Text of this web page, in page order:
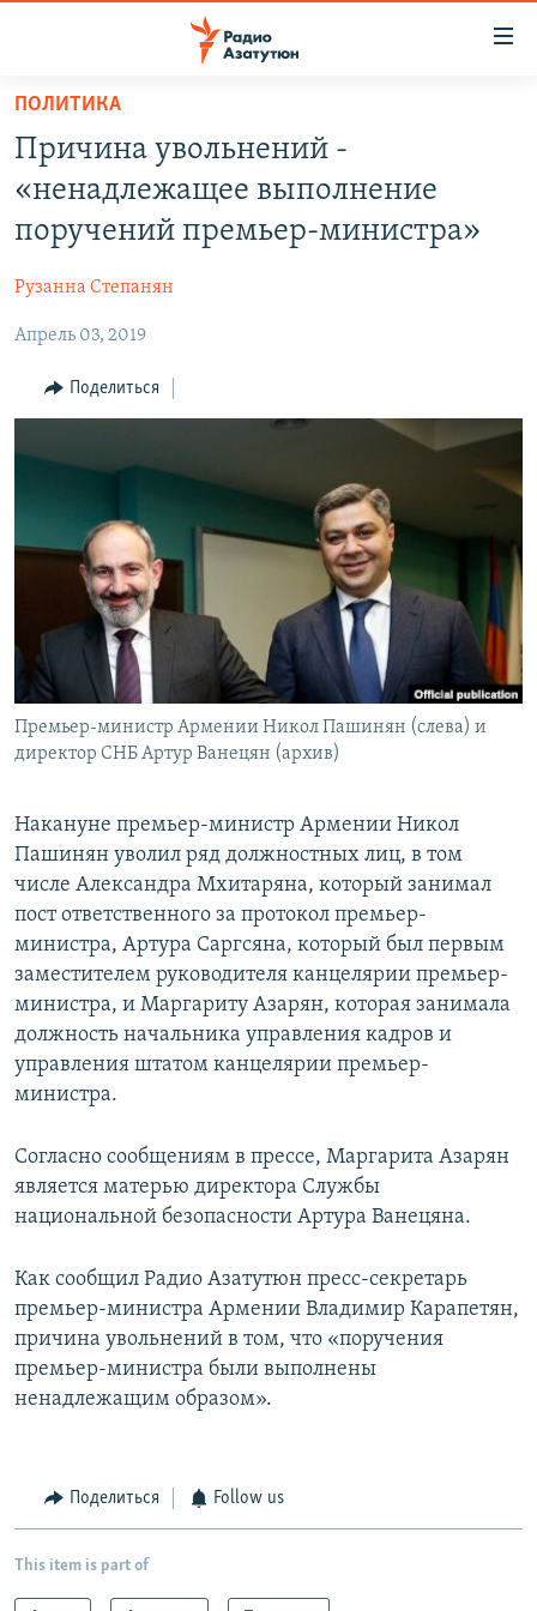
Перейти
основному
содержанию
основной
навигации
Перейти
поиску
НОВОСТИ
ЭКОНОМИКА
РЕГИОН
НАГОРНЫЙ КАРАБАХ
СПОРТ
Հայերեն
English
Русский
Все сайты Радио Азатутюн
ПОЛИТИКА
Причина увольнений -
«ненадлежащее выполнение
поручений премьер-министра»
Рузанна Степанян
Апрель 03, 2019
Поделиться
Премьер-министр Армении Никол Пашинян (слева) и
директор СНБ Артур Ванецян (архив)
Накануне премьер-министр Армении Никол
Пашинян уволил ряд должностных лиц, в том
числе Александра Мхитаряна, который занимал
пост ответственного за протокол премьер-
министра, Артура Саргсяна, который был первым
заместителем руководителя канцелярии премьер-
министра, и Маргариту Азарян, которая занимала
должность начальника управления кадров и
управления штатом канцелярии премьер-
министра.
Согласно сообщениям в прессе, Маргарита Азарян
является матерью директора Службы
национальной безопасности Артура Ванецяна.
Как сообщил Радио Азатутюн пресс-секретарь
премьер-министра Армении Владимир Карапетян,
причина увольнений в том, что «поручения
премьер-министра были выполнены
ненадлежащим образом».
Поделиться Follow us
This item is part of